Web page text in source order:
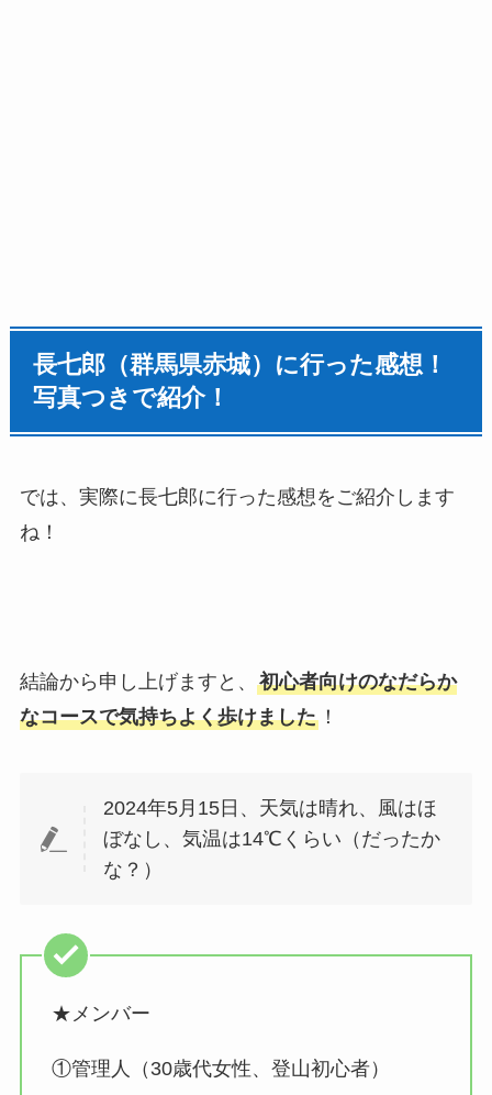
長七郎（群馬県赤城）に行った感想！
写真つきで紹介！
では、実際に長七郎に行った感想をご紹介します
ね！
結論から申し上げますと、 初心者向けのなだらか
なコースで気持ちよく歩けました！
2024年5月15日、天気は晴れ、風はほ
ぼなし、気温は14℃くらい（だったか
な？）
★メンバー
①管理人（30歳代女性、登山初心者）